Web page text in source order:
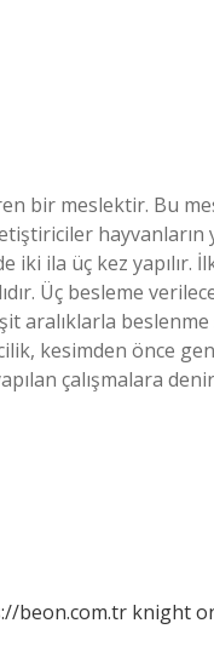
bir meslektir. Bu
hayvanların
iki ila üç kez yapılır.
Üç besleme
aralıklarla
kesimden önce
çalışmalara
beon.com.tr knight